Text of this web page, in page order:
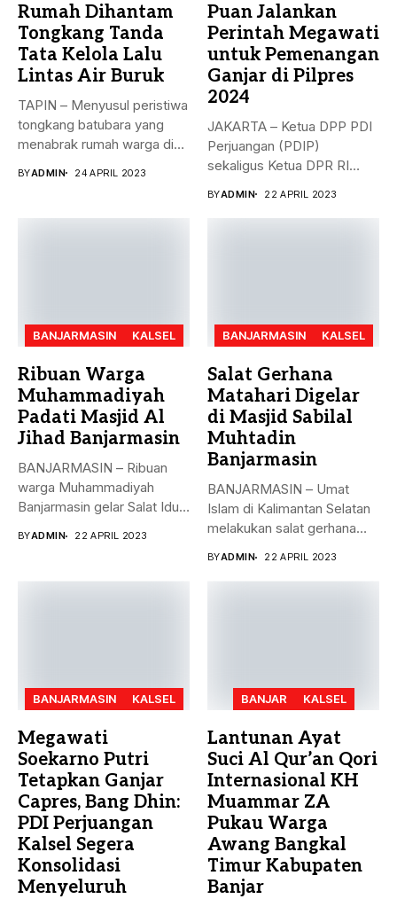
Rumah Dihantam
Tongkang Tanda
Tata Kelola Lalu
Lintas Air Buruk
TAPIN – Menyusul peristiwa
tongkang batubara yang
menabrak rumah warga di
BYADMIN 24 APRIL 2023
Puan Jalankan
Perintah Megawati
untuk Pemenangan
Ganjar di Pilpres
2024
JAKARTA – Ketua DPP PDI
Perjuangan (PDIP)
sekaligus Ketua DPR RI
BYADMIN 22 APRIL 2023
BANJARMASIN KALSEL
Ribuan Warga
Muhammadiyah
Padati Masjid Al
Jihad Banjarmasin
BANJARMASIN – Ribuan
warga Muhammadiyah
Banjarmasin gelar Salat Idul
BYADMIN 22 APRIL 2023
BANJARMASIN KALSEL
Salat Gerhana
Matahari Digelar
di Masjid Sabilal
Muhtadin
Banjarmasin
BANJARMASIN – Umat
Islam di Kalimantan Selatan
melakukan salat gerhana
BYADMIN 22 APRIL 2023
BANJARMASIN KALSEL
Megawati
Soekarno Putri
Tetapkan Ganjar
Capres, Bang Dhin:
PDI Perjuangan
Kalsel Segera
Konsolidasi
Menyeluruh
BANJAR KALSEL
Lantunan Ayat
Suci Al Qur’an Qori
Internasional KH
Muammar ZA
Pukau Warga
Awang Bangkal
Timur Kabupaten
Banjar